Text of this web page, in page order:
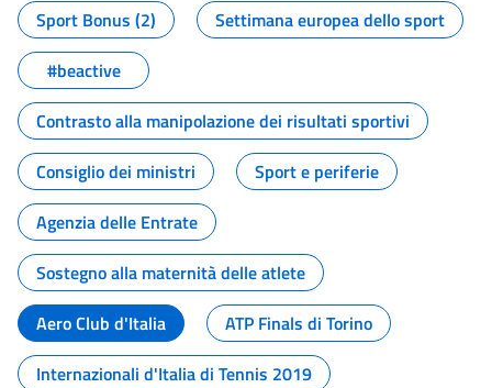
Sport Bonus (2)
Settimana europea dello sport
#beactive
Contrasto alla manipolazione dei risultati sportivi
Consiglio dei ministri
Sport e periferie
Agenzia delle Entrate
Sostegno alla maternità delle atlete
Aero Club d'Italia
ATP Finals di Torino
Internazionali d'Italia di Tennis 2019